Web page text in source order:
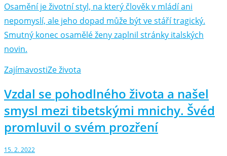
Osamění je životní styl, na který člověk v mládí ani
nepomyslí, ale jeho dopad může být ve stáří tragický.
Smutný konec osamělé ženy zaplnil stránky italských
novin.
ZajímavostiZe života
Vzdal se pohodlného života a našel
smysl mezi tibetskými mnichy. Švéd
promluvil o svém prozření
15. 2. 2022